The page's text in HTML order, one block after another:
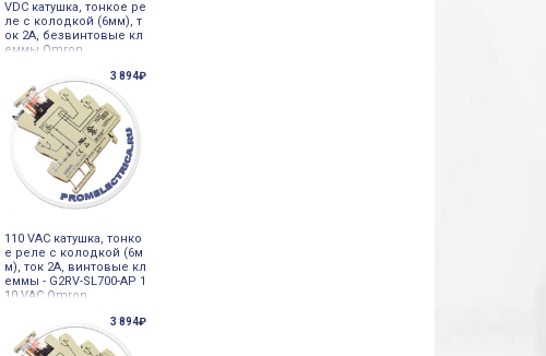
VDC катушка, тонкое ре
ле с колодкой (6мм), т
ок 2А, безвинтовые кл
еммы Omron
3 894₽
110 VAC катушка, тонко
е реле с колодкой (6м
м), ток 2А, винтовые кл
еммы - G2RV-SL700-AP 1
10 VAC Omron
3 894₽